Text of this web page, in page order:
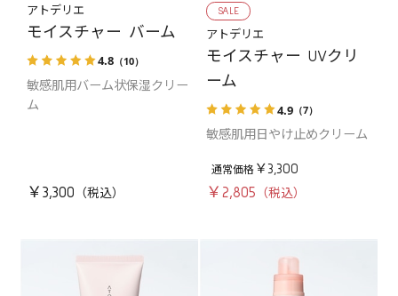
アトデリエ
モイスチャー バーム
4.8 （10）
敏感肌用バーム状保湿クリー
ム
￥3,300
SALE
アトデリエ
モイスチャー UVクリ
ーム
4.9（7）
敏感肌用日やけ止めクリーム
￥3,300
￥2,805